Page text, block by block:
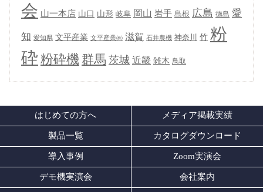
会 山一本店 山口 山形 岐阜 岡山 岩手 島根 広島 徳島 愛
知 愛知県 文平産業 文平産業㈱ 滋賀 石井農機 神奈川 竹 粉
砕 粉砕機 群馬 茨城 近畿 雑木 鳥取
はじめての方へ メディア掲載実績
製品一覧 カタログダウンロード
導入事例 Zoom実演会
デモ機実演会 会社案内